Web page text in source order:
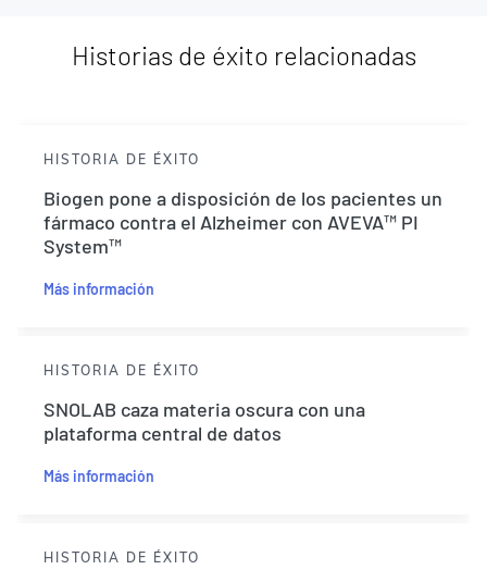
Historias de éxito relacionadas
HISTORIA DE ÉXITO
Biogen pone a disposición de los pacientes un
fármaco contra el Alzheimer con AVEVA™ PI
System™
Más información
HISTORIA DE ÉXITO
SNOLAB caza materia oscura con una
plataforma central de datos
Más información
HISTORIA DE ÉXITO